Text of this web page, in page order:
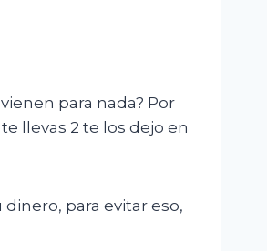
para nada? Por
llevas 2 te los dejo en
para evitar eso,